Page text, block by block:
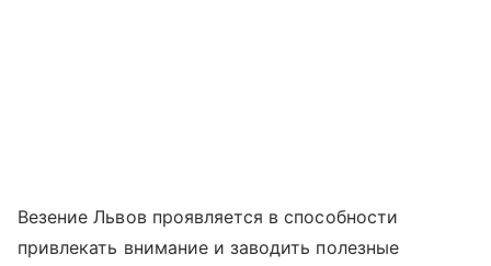
Везение Львов проявляется в способности
привлекать внимание и заводить полезные